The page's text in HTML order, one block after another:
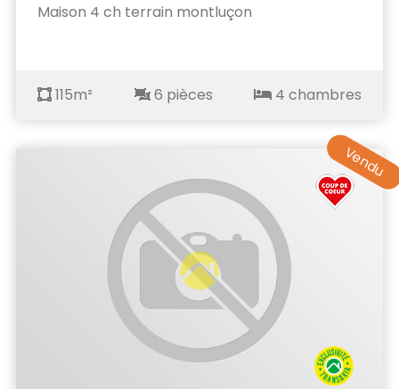
Maison 4 ch terrain montluçon
115m² 6 pièces 4 chambres
Vendu